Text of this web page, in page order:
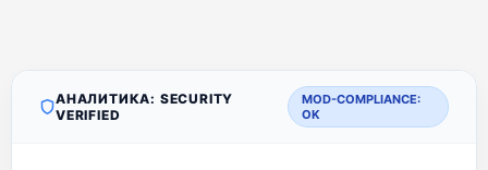
АНАЛИТИКА: SECURITY
VERIFIED
MOD-COMPLIANCE:
OK